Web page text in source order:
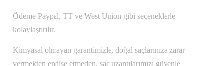
Ödeme Paypal, TT ve West Union gibi seçeneklerle
kolaylaştırılır.
Kimyasal olmayan garantimizle, doğal saçlarınıza zarar
vermekten endişe etmeden, saç uzantılarımızı güvenle